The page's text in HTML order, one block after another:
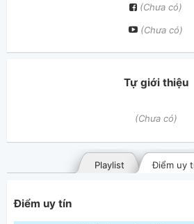
(Chưa có)
(Chưa có)
Tự giới thiệu
(Chưa có)
Điểm uy
Playlist
Điểm uy tín